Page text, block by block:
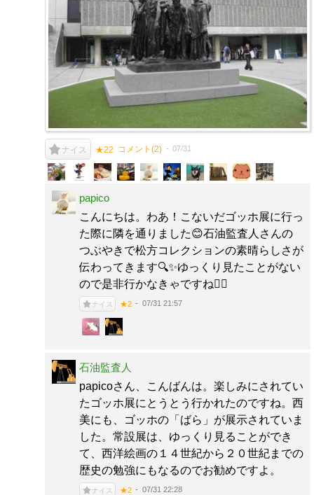
ナイス ★22 コメント(2) 07/31
papico
こんにちは。わあ！こないだゴッホ展に行っ
た際に隣を通りました😊石油監査人さんの
つぶやきで松方コレクションの素晴らしさが
伝わってきます🔍✨ゆっくり見たことがない
ので是非行かなきゃですね🏃‍♀️
ナイス ★2 07/31 21:57
石油監査人
papicoさん、こんばんは。楽しみにされてい
たゴッホ展にとうとう行かれたのですね。西
美にも、ゴッホの「ばら」が展示されていま
した。常設展は、ゆっくり見ることができ
て、西洋絵画の１４世紀から２０世紀までの
歴史の勉強にもなるのでお勧めですよ。
ナイス ★2 07/31 22:28